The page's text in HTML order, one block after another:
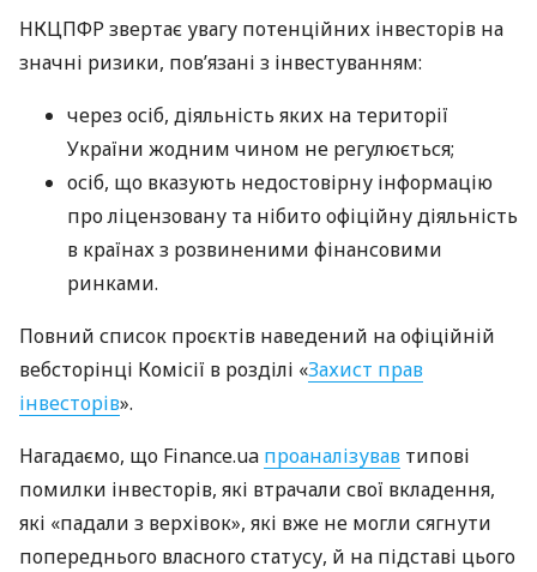
НКЦПФР звертає увагу потенційних інвесторів на
значні ризики, пов’язані з інвестуванням:
через осіб, діяльність яких на території
України жодним чином не регулюється;
осіб, що вказують недостовірну інформацію
про ліцензовану та нібито офіційну діяльність
в країнах з розвиненими фінансовими
ринками.
Повний список проєктів наведений на офіційній
вебсторінці Комісії в розділі «Захист прав
інвесторів».
Нагадаємо, що Finance.ua проаналізував типові
помилки інвесторів, які втрачали свої вкладення,
які «падали з верхівок», які вже не могли сягнути
попереднього власного статусу, й на підставі цього